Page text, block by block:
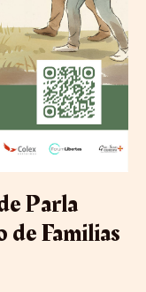
Parla
de Familias